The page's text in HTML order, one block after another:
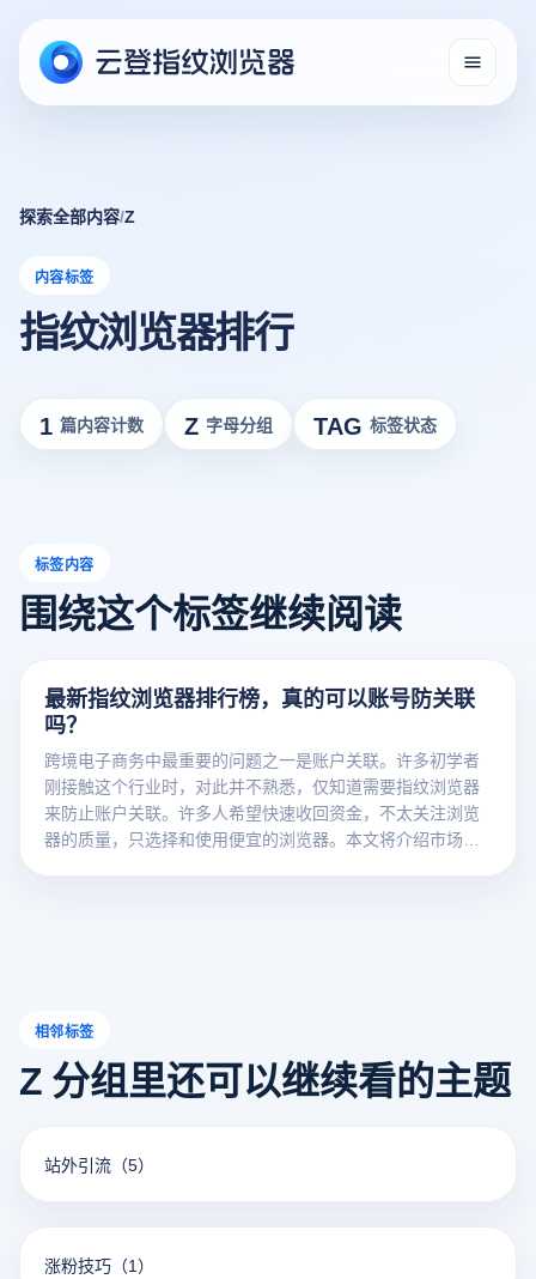
探索全部内容/Z
内容标签
指纹浏览器排行
1 篇内容计数 Z 字母分组 TAG 标签状态
标签内容
围绕这个标签继续阅读
最新指纹浏览器排行榜，真的可以账号防关联
吗？
跨境电子商务中最重要的问题之一是账户关联。许多初学者
刚接触这个行业时，对此并不熟悉，仅知道需要指纹浏览器
来防止账户关联。许多人希望快速收回资金，不太关注浏览
器的质量，只选择和使用便宜的浏览器。本文将介绍市场上
相邻标签
Z 分组里还可以继续看的主题
站外引流 （5）
涨粉技巧 （1）